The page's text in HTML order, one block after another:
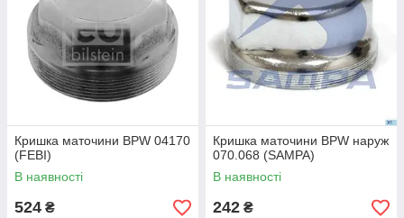
Кришка маточини BPW 04170
(FEBI)
В наявності
524 ₴
Кришка маточини BPW наруж
070.068 (SAMPA)
В наявності
242 ₴